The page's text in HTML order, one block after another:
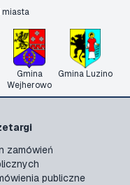
miasta
Gmina
Wejherowo
Gmina Luzino
zamówień
publiczne